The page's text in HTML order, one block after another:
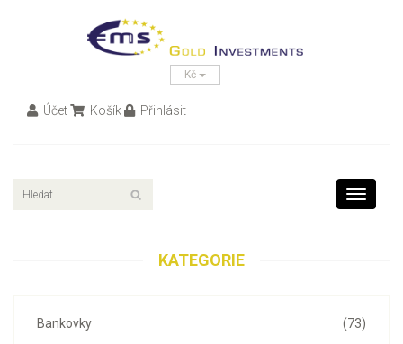
Kč
Účet Košík Přihlásit
Toggle
KATEGORIE
(73)
Bankovky